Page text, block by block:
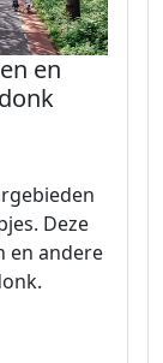
en
Deze
en andere